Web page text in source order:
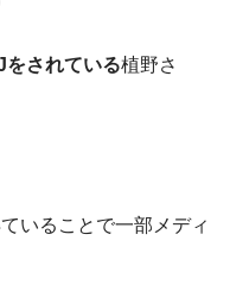
をされている植野さ
いることで一部メディ